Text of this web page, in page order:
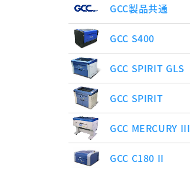
GCC製品共通
GCC S400
GCC SPIRIT GLS
GCC SPIRIT
GCC MERCURY III
GCC C180 II